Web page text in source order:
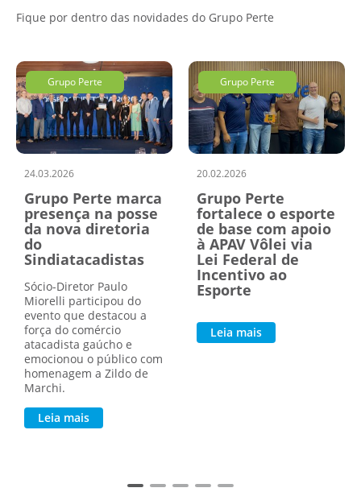
Fique por dentro das novidades do Grupo Perte
Grupo Perte
24.03.2026
Grupo Perte marca
presença na posse
da nova diretoria
do
Sindiatacadistas
Sócio-Diretor Paulo
Miorelli participou do
evento que destacou a
força do comércio
atacadista gaúcho e
emocionou o público com
homenagem a Zildo de
Marchi.
Leia mais
Grupo Perte
20.02.2026
Grupo Perte
fortalece o esporte
de base com apoio
à APAV Vôlei via
Lei Federal de
Incentivo ao
Esporte
Leia mais